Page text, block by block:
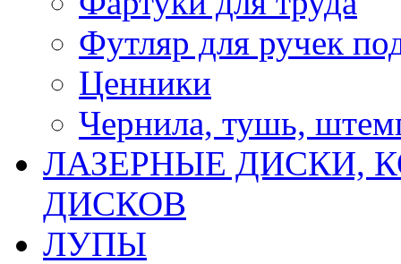
Футляр для ручек
Ценники
Чернила, тушь,
ЛАЗЕРНЫЕ ДИСКИ,
ДИСКОВ
ЛУПЫ